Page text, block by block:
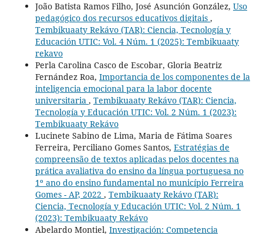
João Batista Ramos Filho, José Asunción González, Uso
pedagógico dos recursos educativos digitais ,
Tembikuaaty Rekávo (TAR): Ciencia, Tecnología y
Educación UTIC: Vol. 4 Núm. 1 (2025): Tembikuaaty
rekavo
Perla Carolina Casco de Escobar, Gloria Beatriz
Fernández Roa, Importancia de los componentes de la
inteligencia emocional para la labor docente
universitaria , Tembikuaaty Rekávo (TAR): Ciencia,
Tecnología y Educación UTIC: Vol. 2 Núm. 1 (2023):
Tembikuaaty Rekávo
Lucinete Sabino de Lima, Maria de Fátima Soares
Ferreira, Perciliano Gomes Santos, Estratégias de
compreensão de textos aplicadas pelos docentes na
prática avaliativa do ensino da língua portuguesa no
1º ano do ensino fundamental no município Ferreira
Gomes - AP, 2022 , Tembikuaaty Rekávo (TAR):
Ciencia, Tecnología y Educación UTIC: Vol. 2 Núm. 1
(2023): Tembikuaaty Rekávo
Abelardo Montiel, Investigación: Competencia